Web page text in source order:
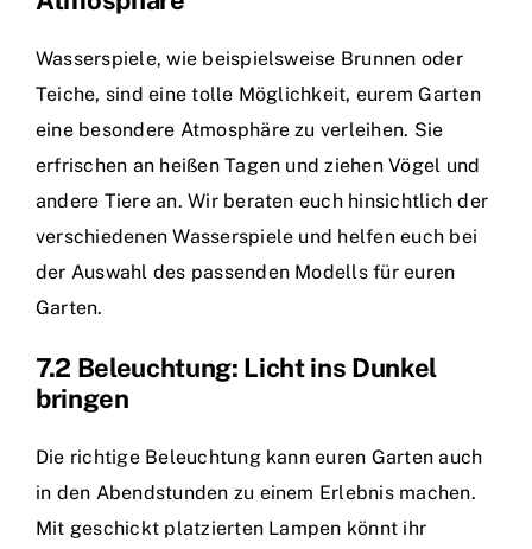
Wasserspiele, wie beispielsweise Brunnen oder
Teiche, sind eine tolle Möglichkeit, eurem Garten
eine besondere Atmosphäre zu verleihen. Sie
erfrischen an heißen Tagen und ziehen Vögel und
andere Tiere an. Wir beraten euch hinsichtlich der
verschiedenen Wasserspiele und helfen euch bei
der Auswahl des passenden Modells für euren
Garten.
7.2 Beleuchtung: Licht ins Dunkel
bringen
Die richtige Beleuchtung kann euren Garten auch
in den Abendstunden zu einem Erlebnis machen.
Mit geschickt platzierten Lampen könnt ihr